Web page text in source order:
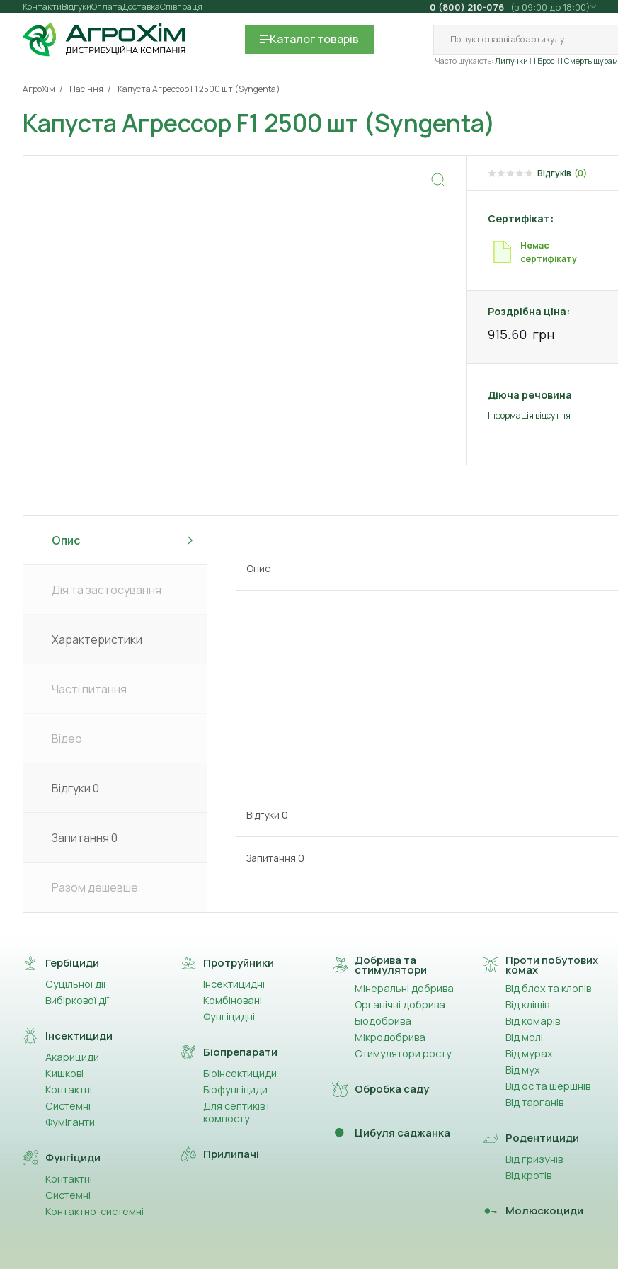
Контакти Оплата
Відгуки ДоставкаСпівпраця 0 (800) 210-076 (з 09:00 до 18:00)
Каталогтоварів
Часто шукають: Липучки | Брос | Смерть щурам
АгроХім Насіння Капуста Агрессор F1 2500 шт (Syngenta)
Капуста Агрессор F1 2500 шт (Syngenta)
Відгуків (0)
Сертифікат:
Немає
сертифікату
Роздрібна ціна:
915.60 грн
Діюча речовина
Інформація відсутня
Опис
Дія та застосування
Характеристики
Часті питання
Відео
Відгуки0
Запитання0
Разом дешевше
Опис
Відгуки 0
Запитання 0
Гербіциди
Суцільної дії
Вибіркової дії
Інсектициди
Акарициди
Кишкові
Контактні
Системні
Фуміганти
Фунгіциди
Контактні
Системні
Контактно-системні
Протруйники
Інсектицидні
Комбіновані
Фунгіцидні
Біопрепарати
Біоінсектициди
Біофунгіциди
Для септиків і
компосту
Прилипачі
Добрива та
стимулятори
Мінеральні добрива
Органічні добрива
Біодобрива
Мікродобрива
Стимулятори росту
Обробка саду
Цибуля саджанка
Проти побутових
комах
Від блох та клопів
Від кліщів
Від комарів
Від молі
Від мурах
Від мух
Від ос та шершнів
Від тарганів
Родентициди
Від гризунів
Від кротів
Молюскоциди